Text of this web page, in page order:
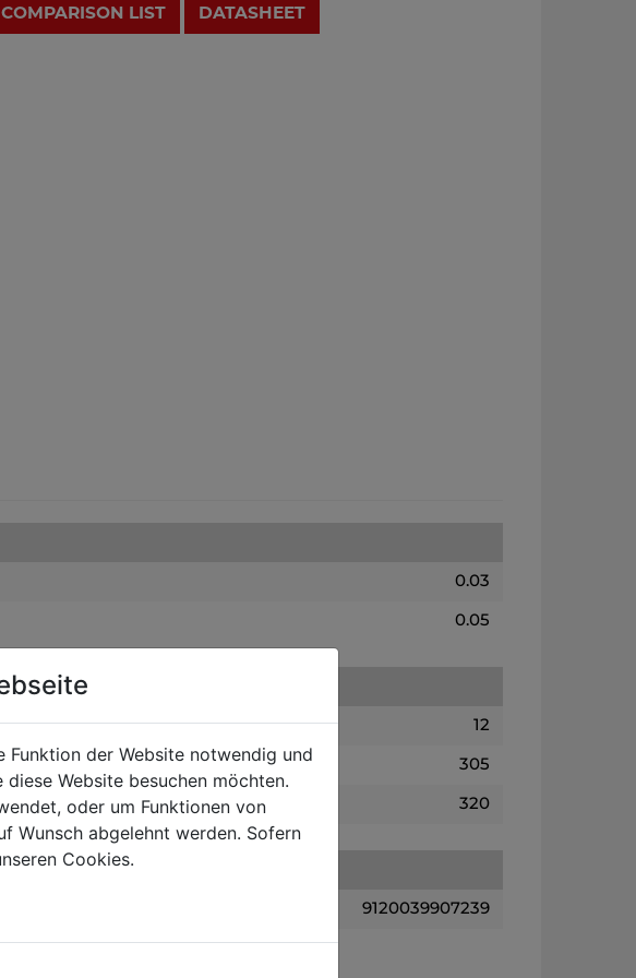
LIST DATASHEET
0.03
0.05
12
305
320
9120039907239
der Website notwendig und
Website besuchen möchten.
oder um Funktionen von
Wunsch abgelehnt werden. Sofern
Cookies.